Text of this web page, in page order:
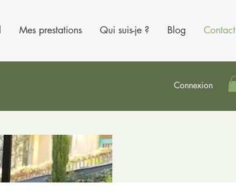
Mes prestations Qui suis-je ? Blog Contact
Connexion